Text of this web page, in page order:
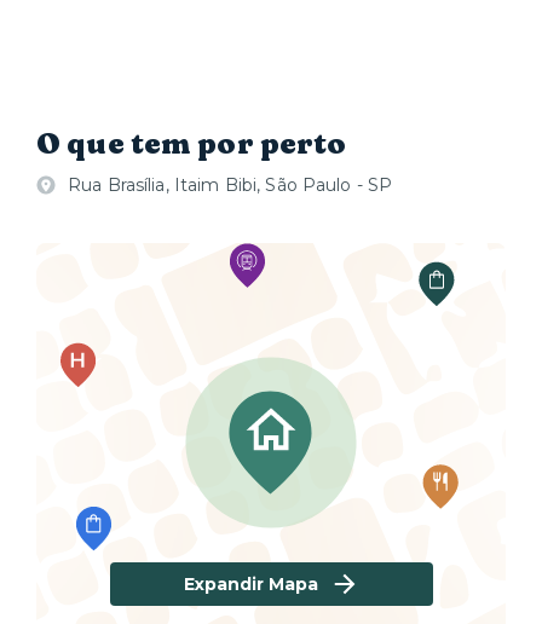
O que tem por perto
Rua Brasília, Itaim Bibi, São Paulo - SP
Expandir Mapa